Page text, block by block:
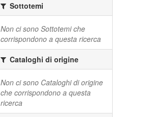
Sottotemi
Non ci sono Sottotemi che
corrispondono a questa ricerca
Cataloghi di origine
Non ci sono Cataloghi di origine
che corrispondono a questa
ricerca